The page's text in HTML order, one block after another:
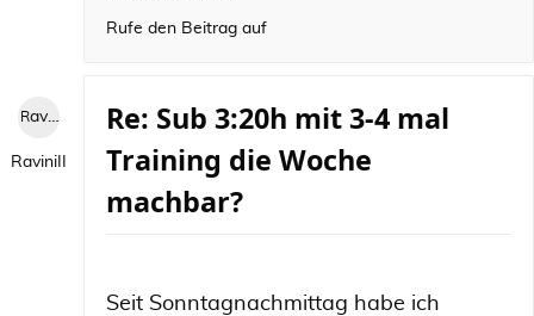
Rufe den Beitrag auf
RaviniII
RaviniII
Re: Sub 3:20h mit 3-4 mal
Training die Woche
machbar?
Seit Sonntagnachmittag habe ich